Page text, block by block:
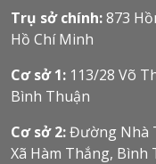
Trụ sở chính:873
Hồ Chí Minh
Cơ sở 1: 113/28 Võ
Bình Thuận
Cơ sở 2:Đường Nhà
Xã Hàm Thắng, Bình